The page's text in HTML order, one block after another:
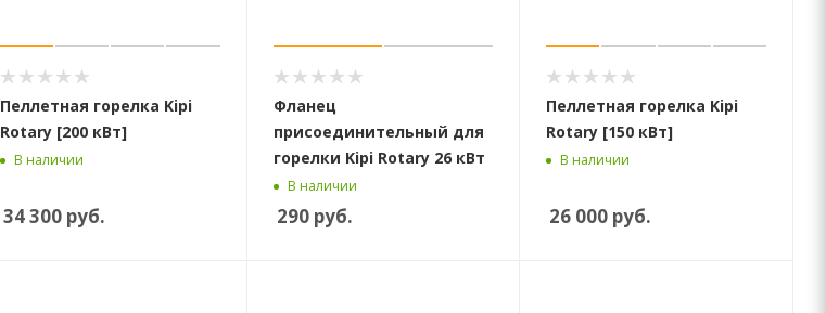
Пеллетная горелка Kipi
Rotary [200 кВт]
В наличии
34 300руб.
Фланец
присоединительный для
горелки Kipi Rotary 26 кВт
В наличии
290руб.
Пеллетная горелка Kipi
Rotary [150 кВт]
В наличии
26 000 руб.